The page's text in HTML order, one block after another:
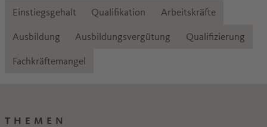
Einstiegsgehalt Qualifikation Arbeitskräfte
Ausbildung Ausbildungsvergütung Qualifizierung
Fachkräftemangel
THEMEN